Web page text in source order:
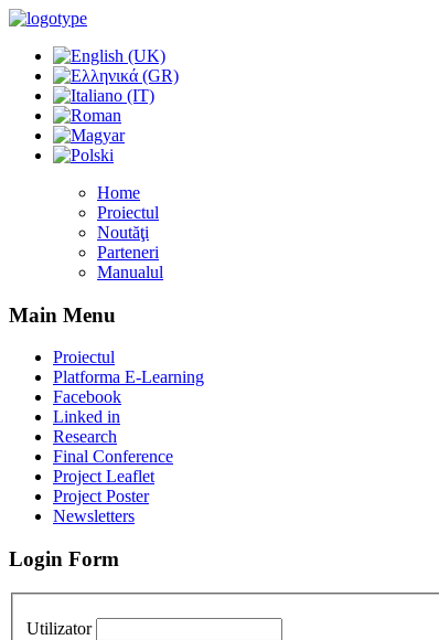
Home
Proiectul
Noutăţi
Parteneri
Manualul
Main Menu
Proiectul
Platforma E-Learning
Facebook
Linked in
Research
Final Conference
Project Leaflet
Project Poster
Newsletters
Login Form
Utilizator